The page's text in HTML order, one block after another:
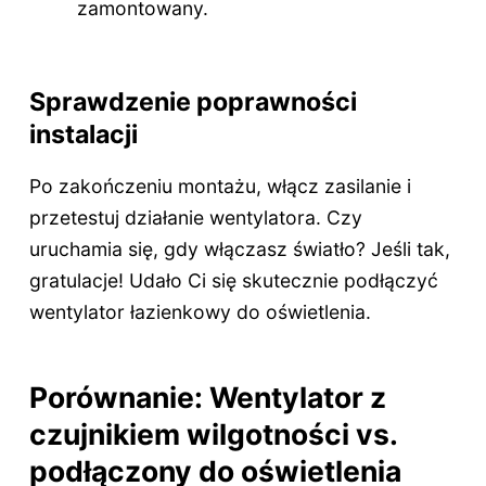
zamontowany.
Sprawdzenie poprawności
instalacji
Po zakończeniu montażu, włącz zasilanie i
przetestuj działanie wentylatora. Czy
uruchamia się, gdy włączasz światło? Jeśli tak,
gratulacje! Udało Ci się skutecznie podłączyć
wentylator łazienkowy do oświetlenia.
Porównanie: Wentylator z
czujnikiem wilgotności vs.
podłączony do oświetlenia